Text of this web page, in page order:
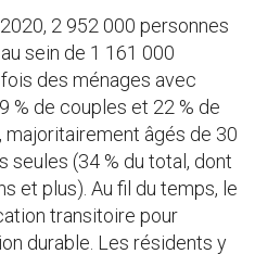
2 952 000 personnes
sein de 1 161 000
des ménages avec
% de couples et 22 % de
âgés de 30
seules (34 % du total, dont
et plus). Au fil du temps, le
transitoire pour
durable. Les résidents y